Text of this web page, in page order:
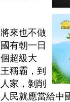
來也不做
有朝一日
超級大
稱霸，到
家，剝削
民就應當給中